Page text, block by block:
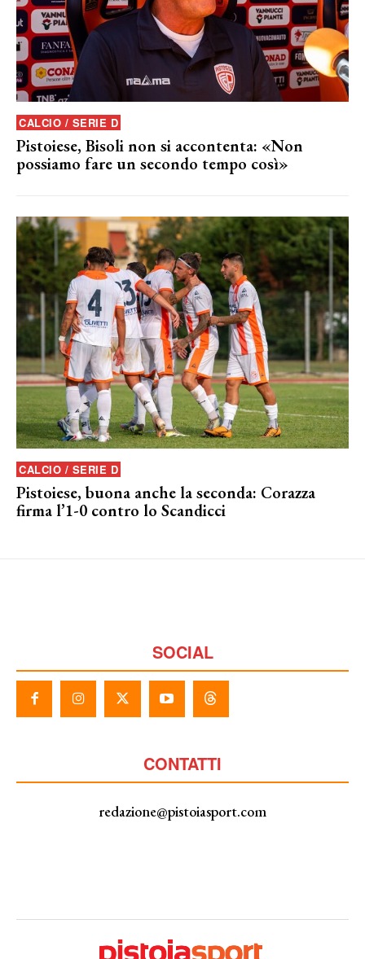
CALCIO / SERIE D
Pistoiese, Bisoli non si accontenta: «Non
possiamo fare un secondo tempo così»
CALCIO / SERIE D
Pistoiese, buona anche la seconda: Corazza
firma l’1-0 contro lo Scandicci
SOCIAL
CONTATTI
redazione@pistoiasport.com